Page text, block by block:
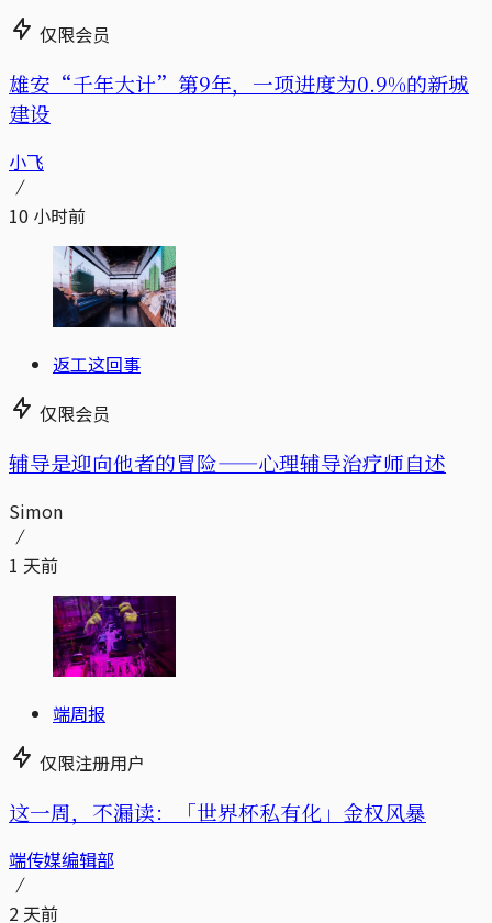
仅限会员
雄安“千年大计”第9年，一项进度为0.9%的新城
建设
小飞
10 小时前
返工这回事
仅限会员
辅导是迎向他者的冒险——心理辅导治疗师自述
Simon
1 天前
端周报
仅限注册用户
这一周，不漏读：「世界杯私有化」金权风暴
端传媒编辑部
2 天前